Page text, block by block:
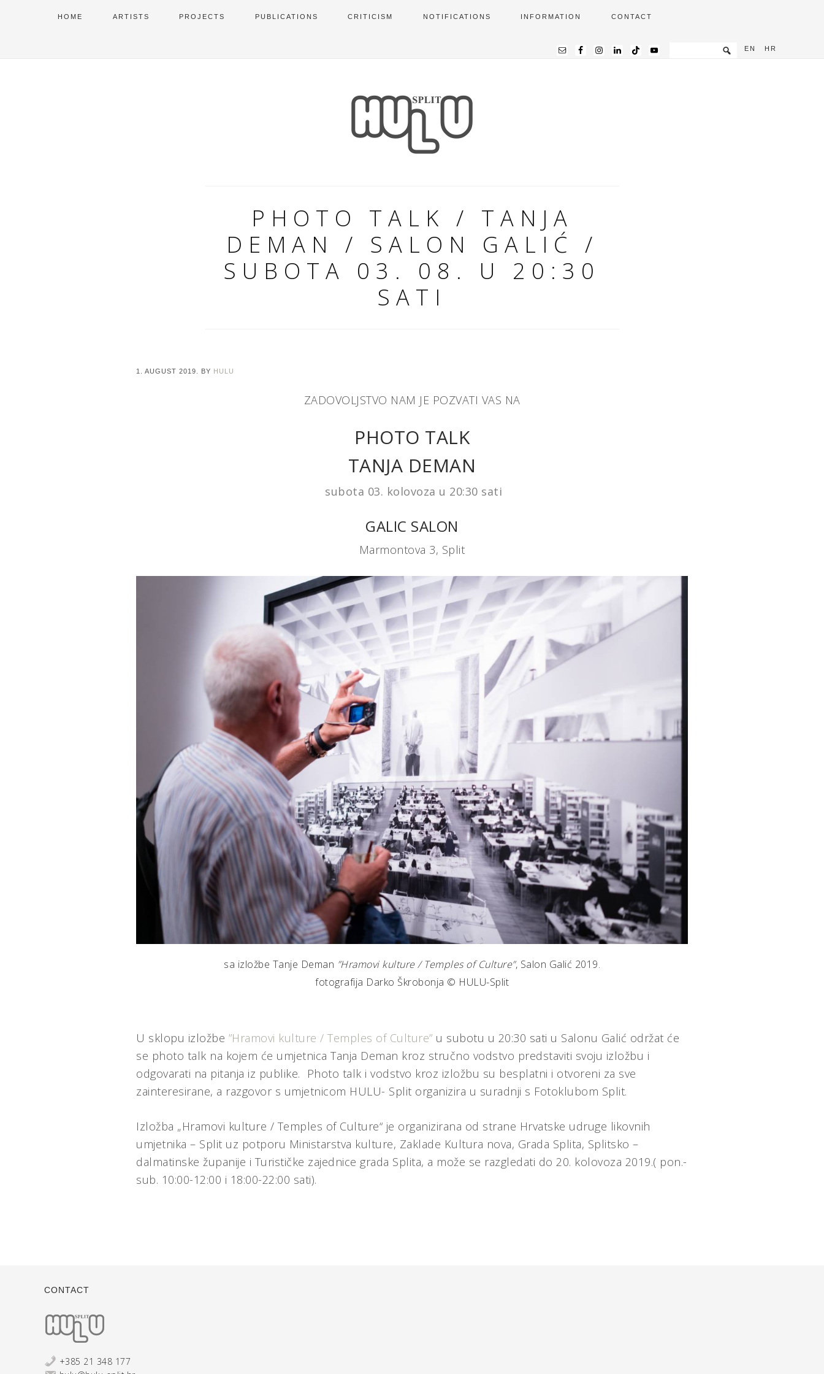
HOME ARTISTS PROJECTS PUBLICATIONS CRITICISM NOTIFICATIONS INFORMATION CONTACT
EN HR
PHOTO TALK / TANJA
DEMAN / SALON GALIĆ /
SUBOTA 03. 08. U 20:30
SATI
1. AUGUST 2019. BY HULU
ZADOVOLJSTVO NAM JE POZVATI VAS NA
PHOTO TALK
TANJA DEMAN
subota 03. kolovoza u 20:30 sati
GALIC SALON
Marmontova 3, Split
sa izložbe Tanje Deman ”Hramovi kulture / Temples of Culture”, Salon Galić 2019.
fotografija Darko Škrobonja © HULU-Split
U sklopu izložbe ”Hramovi kulture / Temples of Culture” u subotu u 20:30 sati u Salonu Galić održat će
se photo talk na kojem će umjetnica Tanja Deman kroz stručno vodstvo predstaviti svoju izložbu i
odgovarati na pitanja iz publike. Photo talk i vodstvo kroz izložbu su besplatni i otvoreni za sve
zainteresirane, a razgovor s umjetnicom HULU- Split organizira u suradnji s Fotoklubom Split.
Izložba „Hramovi kulture / Temples of Culture“ je organizirana od strane Hrvatske udruge likovnih
umjetnika – Split uz potporu Ministarstva kulture, Zaklade Kultura nova, Grada Splita, Splitsko –
dalmatinske županije i Turističke zajednice grada Splita, a može se razgledati do 20. kolovoza 2019.( pon.-
sub. 10:00-12:00 i 18:00-22:00 sati).
CONTACT
+385 21 348 177